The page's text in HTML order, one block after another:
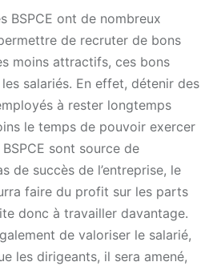
BSPCE ont de nombreux
de recruter de bons
moins attractifs, ces bons
salariés. En effet, détenir des
à rester longtemps
le temps de pouvoir exercer
sont source de
de succès de l’entreprise, le
faire du profit sur les parts
donc à travailler davantage.
de valoriser le salarié,
les dirigeants, il sera amené,